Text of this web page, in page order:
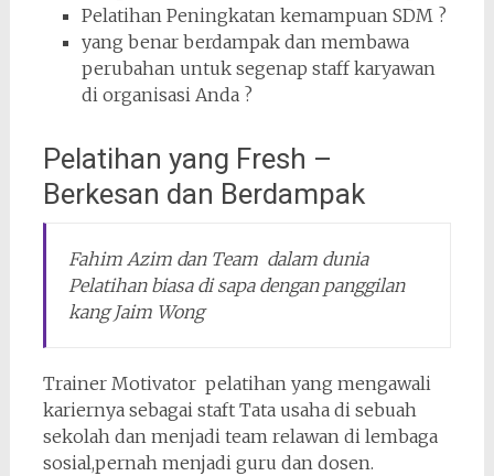
Pelatihan Peningkatan kemampuan SDM ?
yang benar berdampak dan membawa
perubahan untuk segenap staff karyawan
di organisasi Anda ?
Pelatihan yang Fresh –
Berkesan dan Berdampak
Fahim Azim dan Team dalam dunia
Pelatihan biasa di sapa dengan panggilan
kang Jaim Wong
Trainer Motivator pelatihan yang mengawali
kariernya sebagai staft Tata usaha di sebuah
sekolah dan menjadi team relawan di lembaga
sosial,pernah menjadi guru dan dosen.